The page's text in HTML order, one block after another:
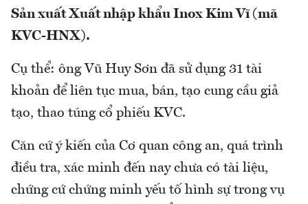
Sản xuất Xuất nhập khẩu Inox Kim Vĩ (mã
KVC-HNX).
Cụ thể: ông Vũ Huy Sơn đã sử dụng 31 tài
khoản để liên tục mua, bán, tạo cung cầu giả
tạo, thao túng cổ phiếu KVC.
Căn cứ ý kiến của Cơ quan công an, quá trình
điều tra, xác minh đến nay chưa có tài liệu,
chứng cứ chứng minh yếu tố hình sự trong vụ